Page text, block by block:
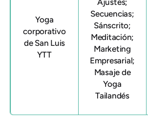
Yoga
corporativo
de San Luis
YTT
Secuencias;
Sánscrito;
Meditación;
Marketing
Empresarial;
Masaje de
Yoga
Tailandés